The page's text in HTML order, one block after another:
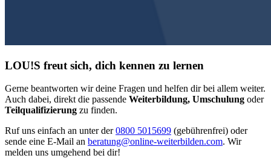
LOU!S freut sich, dich kennen zu lernen
Gerne beantworten wir deine Fragen und helfen dir bei allem weiter.
Auch dabei, direkt die passende Weiterbildung, Umschulung oder
Teilqualifizierung zu finden.
Ruf uns einfach an unter der0800 5015699 (gebührenfrei) oder
sende eine E-Mail an beratung@online-weiterbilden.com. Wir
melden uns umgehend bei dir!